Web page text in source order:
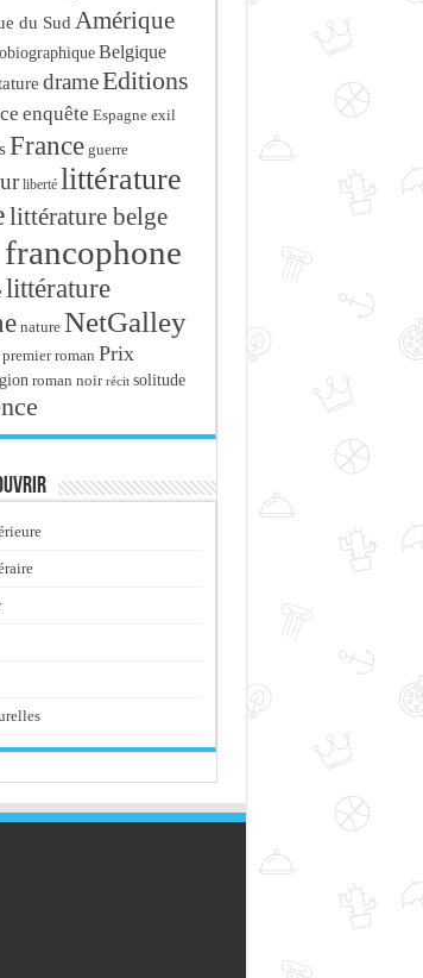
du Sud Amérique
Belgique
drameEditions
enquête Espagne exil
France guerre
liberté littérature
littérature belge
littérature
nature NetGalley
premier roman Prix
roman noir récit solitude